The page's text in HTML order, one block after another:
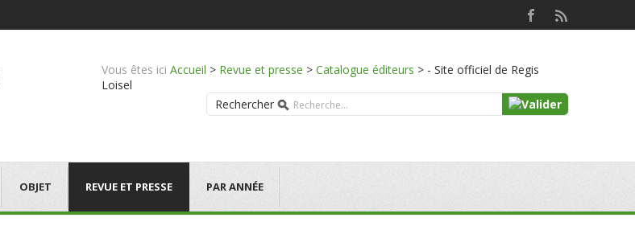
Vous êtes ici Accueil > Revue et presse > Catalogue éditeurs > - Site officiel de Regis
Loisel
Rechercher
OBJET REVUE ET PRESSE PAR ANNÉE